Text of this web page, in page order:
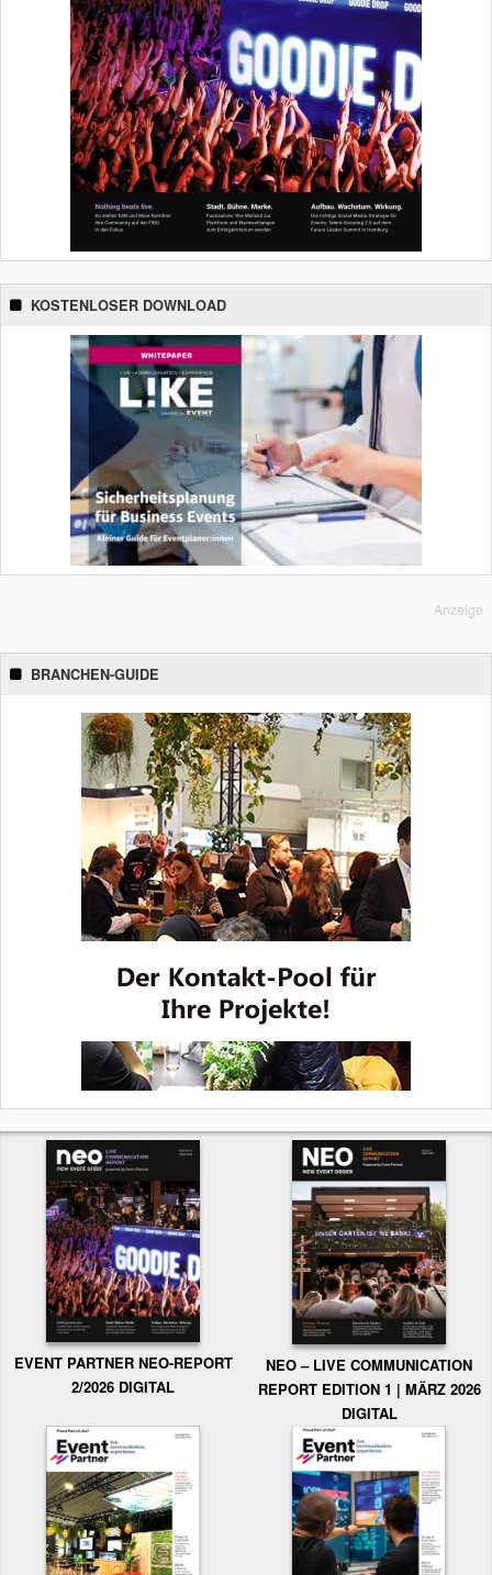
KOSTENLOSER DOWNLOAD
Anzeige
BRANCHEN-GUIDE
EVENT PARTNER NEO-REPORT
2/2026 DIGITAL
NEO – LIVE COMMUNICATION
REPORT EDITION 1 | MÄRZ 2026
DIGITAL